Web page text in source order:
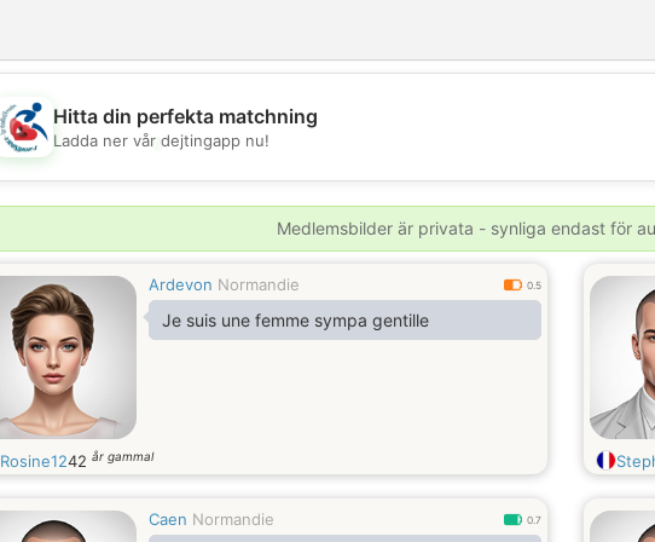
💖
💕
Hitta din perfekta matchning
Ladda ner vår dejtingapp nu!
Medlemsbilder är privata - synliga endast för
Ardevon Normandie 0.5
Je suis une femme sympa gentille
Rosine1242 år gammal
Caen Normandie 0.7